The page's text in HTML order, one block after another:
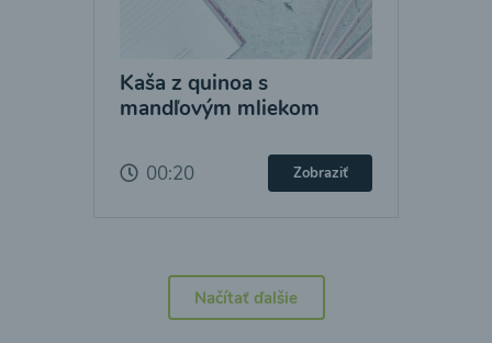
Kaša z quinoa s
mandľovým mliekom
00:20 Zobraziť
Načítať ďalšie